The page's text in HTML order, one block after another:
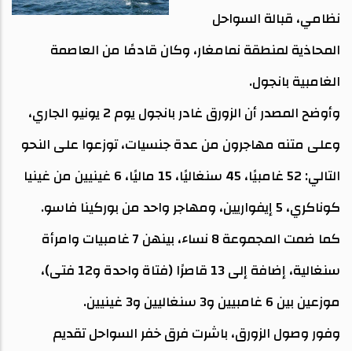
نظامي، قبالة السواحل
المحاذية لمنطقة نمامغار، وكان قادمًا من العاصمة
الغامبية بانجول.
وأوضح المصدر أن الزورق غادر بانجول يوم 2 يونيو الجاري،
وعلى متنه مهاجرون من عدة جنسيات، توزعوا على النحو
التالي: 52 غامبيًا، 45 سنغاليًا، 15 ماليًا، 6 غينيين من غينيا
كوناكري، 5 إيفواريين، ومهاجر واحد من بوركينا فاسو.
كما ضمت المجموعة 8 نساء، بينهن 7 غامبيات وامرأة
سنغالية، إضافة إلى 13 قاصرًا (فتاة واحدة و12 فتى)،
موزعين بين 6 غامبيين و3 سنغاليين و3 غينيين.
وفور وصول الزورق، باشرت فرق خفر السواحل تقديم